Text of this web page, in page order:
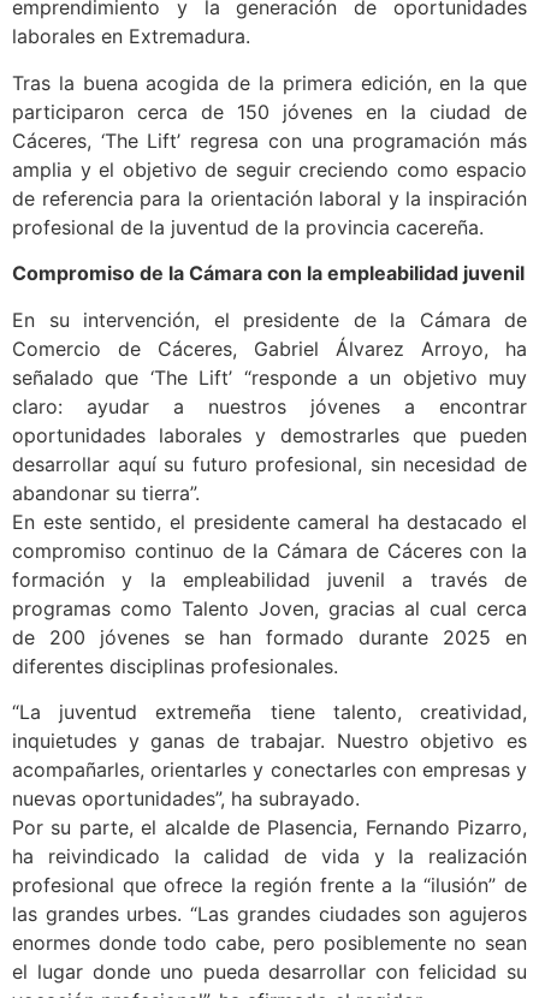
emprendimiento y la generación de oportunidades
laborales en Extremadura.
Tras la buena acogida de la primera edición, en la que
participaron cerca de 150 jóvenes en la ciudad de
Cáceres, ‘The Lift’ regresa con una programación más
amplia y el objetivo de seguir creciendo como espacio
de referencia para la orientación laboral y la inspiración
profesional de la juventud de la provincia cacereña.
Compromiso de la Cámara con la empleabilidad juvenil
En su intervención, el presidente de la Cámara de
Comercio de Cáceres, Gabriel Álvarez Arroyo, ha
señalado que ‘The Lift’ “responde a un objetivo muy
claro: ayudar a nuestros jóvenes a encontrar
oportunidades laborales y demostrarles que pueden
desarrollar aquí su futuro profesional, sin necesidad de
abandonar su tierra”.
En este sentido, el presidente cameral ha destacado el
compromiso continuo de la Cámara de Cáceres con la
formación y la empleabilidad juvenil a través de
programas como Talento Joven, gracias al cual cerca
de 200 jóvenes se han formado durante 2025 en
diferentes disciplinas profesionales.
“La juventud extremeña tiene talento, creatividad,
inquietudes y ganas de trabajar. Nuestro objetivo es
acompañarles, orientarles y conectarles con empresas y
nuevas oportunidades”, ha subrayado.
Por su parte, el alcalde de Plasencia, Fernando Pizarro,
ha reivindicado la calidad de vida y la realización
profesional que ofrece la región frente a la “ilusión” de
las grandes urbes. “Las grandes ciudades son agujeros
enormes donde todo cabe, pero posiblemente no sean
el lugar donde uno pueda desarrollar con felicidad su